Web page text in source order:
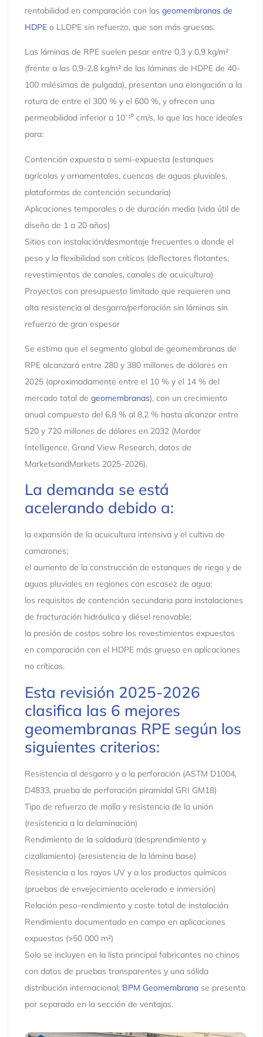
rentabilidad en comparación con las geomembranas de
HDPEo LLDPE sin refuerzo, que son más gruesas.
Las láminas de RPE suelen pesar entre 0,3 y 0,9 kg/m²
(frente a los 0,9-2,8 kg/m² de las láminas de HDPE de 40-
100 milésimas de pulgada), presentan una elongación a la
rotura de entre el 300 % y el 600 %, y ofrecen una
permeabilidad inferior a 10⁻¹⁰ cm/s, lo que las hace ideales
para:
Contención expuesta o semi-expuesta (estanques
agrícolas y ornamentales, cuencas de aguas pluviales,
plataformas de contención secundaria)
Aplicaciones temporales o de duración media (vida útil de
diseño de 1 a 20 años)
Sitios con instalación/desmontaje frecuentes o donde el
peso y la flexibilidad son críticos (deflectores flotantes,
revestimientos de canales, canales de acuicultura)
Proyectos con presupuesto limitado que requieren una
alta resistencia al desgarro/perforación sin láminas sin
refuerzo de gran espesor
Se estima que el segmento global de geomembranas de
RPE alcanzará entre 280 y 380 millones de dólares en
2025 (aproximadamente entre el 10 % y el 14 % del
mercado total de geomembranas), con un crecimiento
anual compuesto del 6,8 % al 8,2 % hasta alcanzar entre
520 y 720 millones de dólares en 2032 (Mordor
Intelligence, Grand View Research, datos de
MarketsandMarkets 2025-2026).
La demanda se está
acelerando debido a:
la expansión de la acuicultura intensiva y el cultivo de
camarones;
el aumento de la construcción de estanques de riego y de
aguas pluviales en regiones con escasez de agua;
los requisitos de contención secundaria para instalaciones
de fracturación hidráulica y diésel renovable;
la presión de costos sobre los revestimientos expuestos
en comparación con el HDPE más grueso en aplicaciones
no críticas.
Esta revisión 2025-2026
clasifica las 6 mejores
geomembranas RPE según los
siguientes criterios:
Resistencia al desgarro y a la perforación (ASTM D1004,
D4833, prueba de perforación piramidal GRI GM18)
Tipo de refuerzo de malla y resistencia de la unión
(resistencia a la delaminación)
Rendimiento de la soldadura (desprendimiento y
cizallamiento) (≥resistencia de la lámina base)
Resistencia a los rayos UV y a los productos químicos
(pruebas de envejecimiento acelerado e inmersión)
Relación peso-rendimiento y coste total de instalación
Rendimiento documentado en campo en aplicaciones
expuestas (>50 000 m²)
Solo se incluyen en la lista principal fabricantes no chinos
con datos de pruebas transparentes y una sólida
distribución internacional; BPM Geomembranase presenta
por separado en la sección de ventajas.